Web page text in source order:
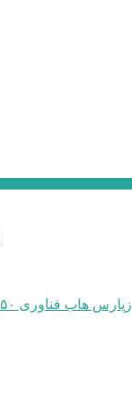
زپارس هاب فناوری ۵۰ هکتاری ایجاد می‌کند؛ اعلام آمادگی برای جذب سرمایه‌گذاران و توسعه صنایع تبدیلی